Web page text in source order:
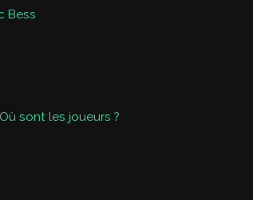
Bess
sont les joueurs ?